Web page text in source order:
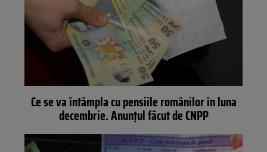
Ce se va întâmpla cu pensiile românilor în luna
decembrie. Anunțul făcut de CNPP